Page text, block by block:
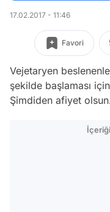
17.02.2017 - 11:46
Favori
Vejetaryen
şekilde başlaması
Şimdiden afiyet